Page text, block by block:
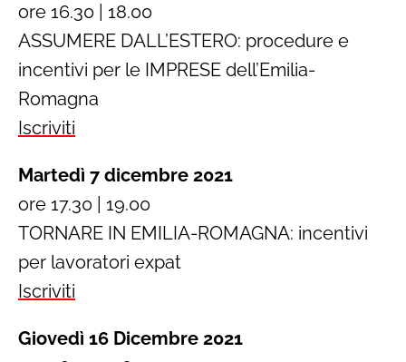
ore 16.30 | 18.00
ASSUMERE DALL’ESTERO: procedure e
incentivi per le IMPRESE dell’Emilia-
Romagna
Iscriviti
Martedì 7 dicembre 2021
ore 17.30 | 19.00
TORNARE IN EMILIA-ROMAGNA: incentivi
per lavoratori expat
Iscriviti
Giovedì 16 Dicembre 2021